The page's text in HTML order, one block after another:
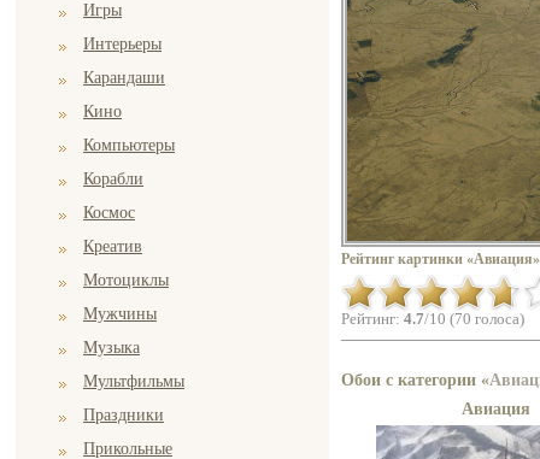
Игры
Интерьеры
Карандаши
Кино
Компьютеры
Корабли
Космос
Креатив
Мотоциклы
Мужчины
Музыка
Мультфильмы
Праздники
Прикольные
Рейтинг картинки
Рейтинг: 4.7/10 (70 голоса)
Обои с категории «
Авиация